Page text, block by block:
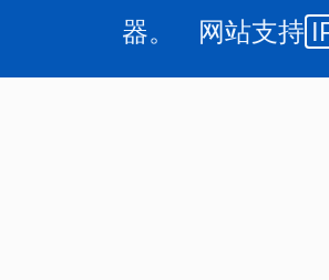
器。 网站支持